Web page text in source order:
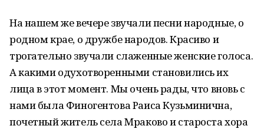
На нашем же вечере звучали песни народные, о
родном крае, о дружбе народов. Красиво и
трогательно звучали слаженные женские голоса.
А какими одухотворенными становились их
лица в этот момент. Мы очень рады, что вновь с
нами была Финогентова Раиса Кузьминична,
почетный житель села Мраково и староста хора